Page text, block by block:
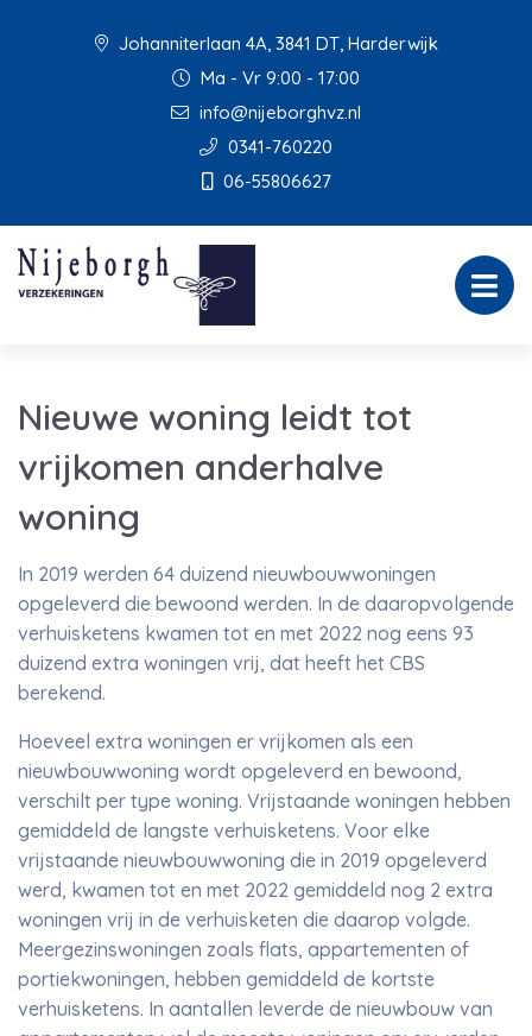
Johanniterlaan 4A, 3841 DT, Harderwijk
Ma - Vr 9:00 - 17:00
info@nijeborghvz.nl
0341-760220
06-55806627
Nieuwe woning leidt tot
vrijkomen anderhalve
woning
In 2019 werden 64 duizend nieuwbouwwoningen
opgeleverd die bewoond werden. In de daaropvolgende
verhuisketens kwamen tot en met 2022 nog eens 93
duizend extra woningen vrij, dat heeft het CBS
berekend.
Hoeveel extra woningen er vrijkomen als een
nieuwbouwwoning wordt opgeleverd en bewoond,
verschilt per type woning. Vrijstaande woningen hebben
gemiddeld de langste verhuisketens. Voor elke
vrijstaande nieuwbouwwoning die in 2019 opgeleverd
werd, kwamen tot en met 2022 gemiddeld nog 2 extra
woningen vrij in de verhuisketen die daarop volgde.
Meergezinswoningen zoals flats, appartementen of
portiekwoningen, hebben gemiddeld de kortste
verhuisketens. In aantallen leverde de nieuwbouw van